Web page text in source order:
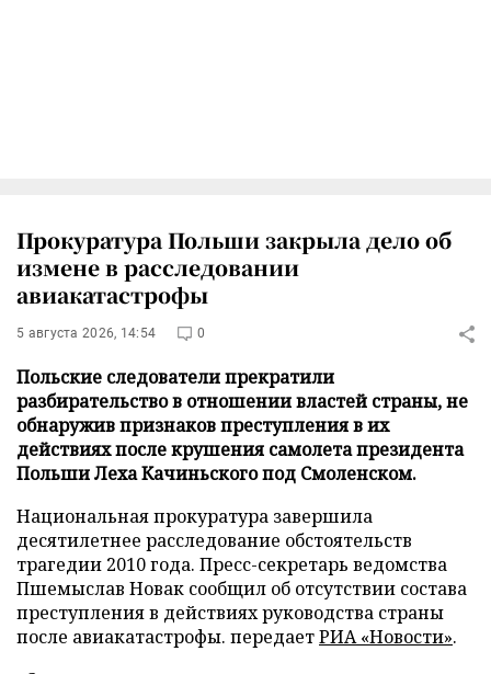
Прокуратура Польши закрыла дело об
измене в расследовании
авиакатастрофы
5 августа 2026, 14:54 0
Польские следователи прекратили
разбирательство в отношении властей страны, не
обнаружив признаков преступления в их
действиях после крушения самолета президента
Польши Леха Качиньского под Смоленском.
Национальная прокуратура завершила
десятилетнее расследование обстоятельств
трагедии 2010 года. Пресс-секретарь ведомства
Пшемыслав Новак сообщил об отсутствии состава
преступления в действиях руководства страны
после авиакатастрофы. передаетРИА «Новости».